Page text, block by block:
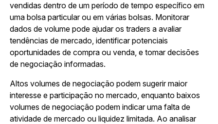
vendidas dentro de um período de tempo específico em
uma bolsa particular ou em várias bolsas. Monitorar
dados de volume pode ajudar os traders a avaliar
tendências de mercado, identificar potenciais
oportunidades de compra ou venda, e tomar decisões
de negociação informadas.
Altos volumes de negociação podem sugerir maior
interesse e participação no mercado, enquanto baixos
volumes de negociação podem indicar uma falta de
atividade de mercado ou liquidez limitada. Ao analisar